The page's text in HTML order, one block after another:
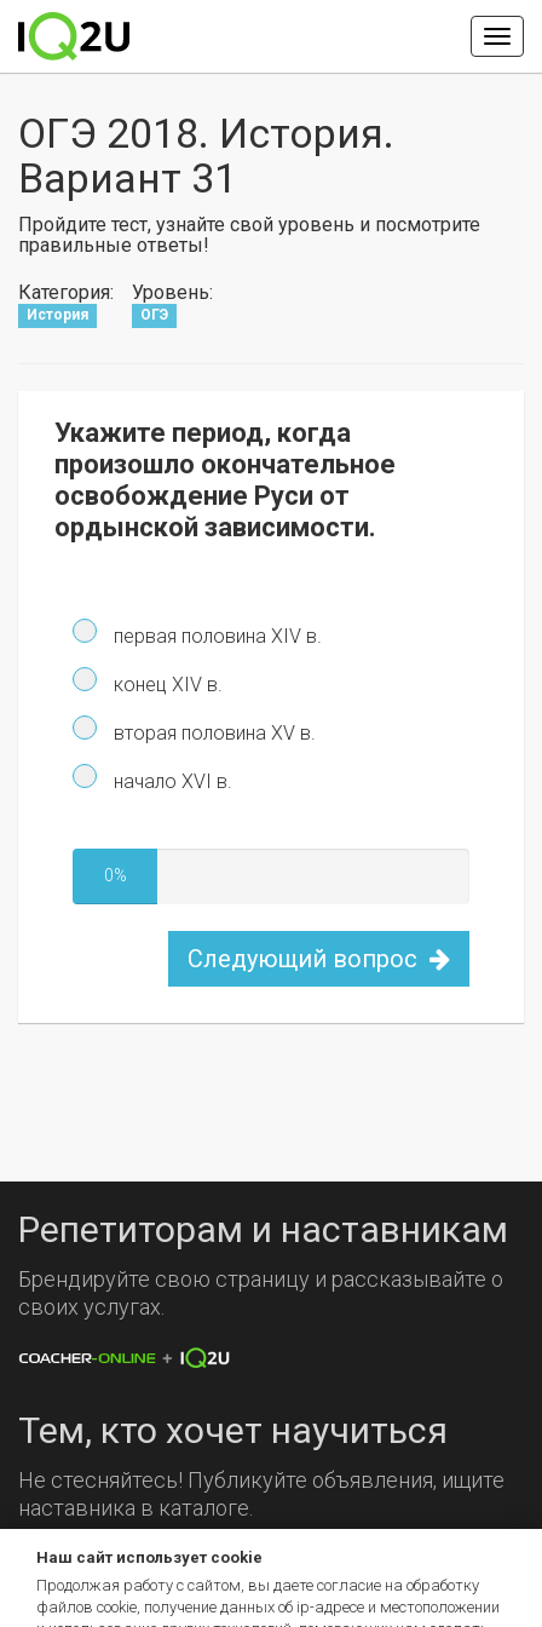
ОГЭ 2018. История.
Вариант 31
Пройдите тест, узнайте свой уровень и посмотрите
правильные ответы!
Категория:
История
Уровень:
ОГЭ
Укажите период, когда
произошло окончательное
освобождение Руси от
ордынской зависимости.
первая половина XIV в.
конец XIV в.
вторая половина XV в.
начало XVI в.
0%
Следующий вопрос
Репетиторам и наставникам
Брендируйте свою страницу и рассказывайте о
своих услугах.
Тем, кто хочет научиться
Не стесняйтесь! Публикуйте объявления, ищите
наставника в каталоге.
Мы на связи!
Наш сайт использует cookie
Продолжая работу с сайтом, вы даете согласие на обработку
файлов cookie, получение данных об ip-адресе и местоположении